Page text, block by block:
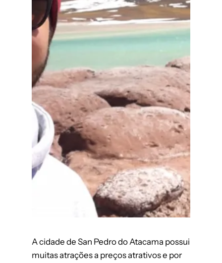
A cidade de San Pedro do Atacama possui
muitas atrações a preços atrativos e por